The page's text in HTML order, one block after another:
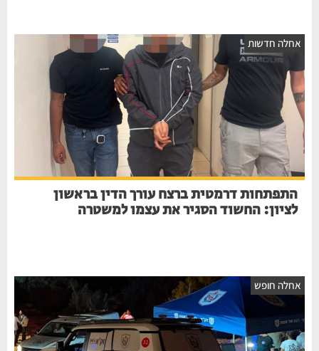
אחלה חדשות
התפתחות דרמטית ברצח עורך הדין בראשון
לציון: החשוד הסגיר את עצמו למשטרה
אחלה חופש